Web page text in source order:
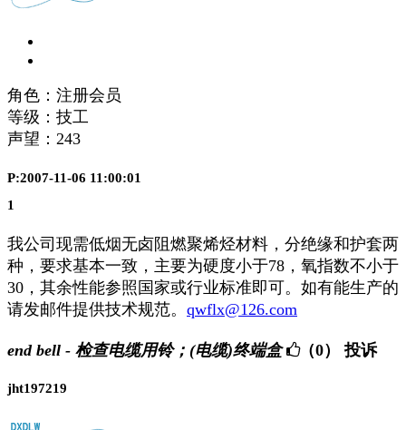
角色：注册会员
等级：技工
声望： 243
P:2007-11-06 11:00:01
1
我公司现需低烟无卤阻燃聚烯烃材料，分绝缘和护套两
种，要求基本一致，主要为硬度小于78，氧指数不小于
30，其余性能参照国家或行业标准即可。如有能生产的
请发邮件提供技术规范。 qwflx@126.com
end bell - 检查电缆用铃；(电缆)终端盒 （0） 投诉
jht197219